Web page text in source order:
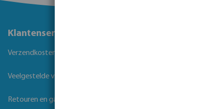
Klantenservice
Verzendkosten
Veelgestelde vragen
Retouren en garantie